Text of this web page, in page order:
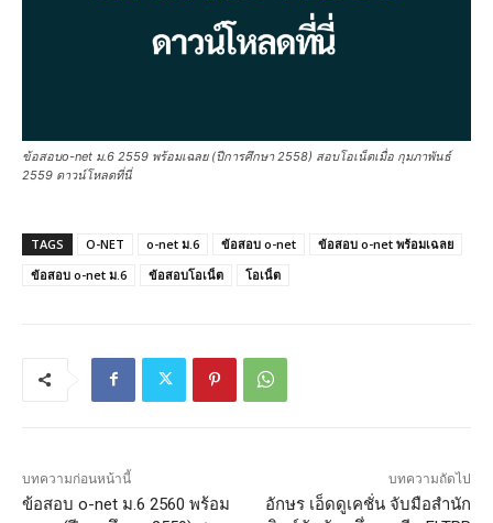
ข้อสอบo-net ม.6 2559 พร้อมเฉลย (ปีการศึกษา 2558) สอบโอเน็ตเมื่อ กุมภาพันธ์
2559 ดาวน์โหลดที่นี่
TAGS O-NET o-net ม.6 ข้อสอบ o-net
ข้อสอบ o-net พร้อมเฉลย
ข้อสอบ o-net ม.6
ข้อสอบโอเน็ต โอเน็ต
บทความก่อนหน้านี้
ข้อสอบ o-net ม.6 2560 พร้อม
บทความถัดไป
อักษร เอ็ดดูเคชั่น จับมือสำนัก